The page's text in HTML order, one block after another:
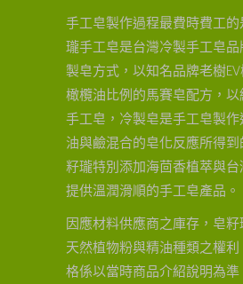
手工皂製作過程最費時費工
瓏手工皂是台灣冷製手工皂
製皂方式，以知名品牌老樹
橄欖油比例的馬賽皂配方，
手工皂，冷製皂是手工皂製
油與鹼混合的皂化反應所得
籽瓏特別添加海茴香植萃與台
提供溫潤滑順的手工皂產品。
因應材料供應商之庫存，皂
天然植物粉與精油種類之權
格係以當時商品介紹說明為準